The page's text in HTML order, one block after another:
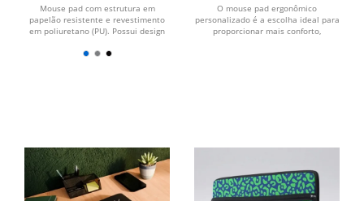
Mouse pad com estrutura em
papelão resistente e revestimento
em poliuretano (PU). Possui design
O mouse pad ergonômico
personalizado é a escolha ideal para
proporcionar mais conforto,